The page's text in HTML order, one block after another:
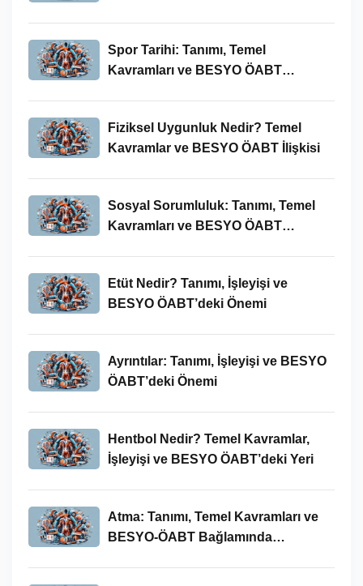
Spor Tarihi: Tanımı, Temel
Kavramları ve BESYO ÖABT
Fiziksel Uygunluk Nedir? Temel
Kavramlar ve BESYO ÖABT İlişkisi
Sosyal Sorumluluk: Tanımı, Temel
Kavramları ve BESYO ÖABT
Etüt Nedir? Tanımı, İşleyişi ve
BESYO ÖABT’deki Önemi
Ayrıntılar: Tanımı, İşleyişi ve BESYO
ÖABT’deki Önemi
Hentbol Nedir? Temel Kavramlar,
İşleyişi ve BESYO ÖABT’deki Yeri
Atma: Tanımı, Temel Kavramları ve
BESYO-ÖABT Bağlamında